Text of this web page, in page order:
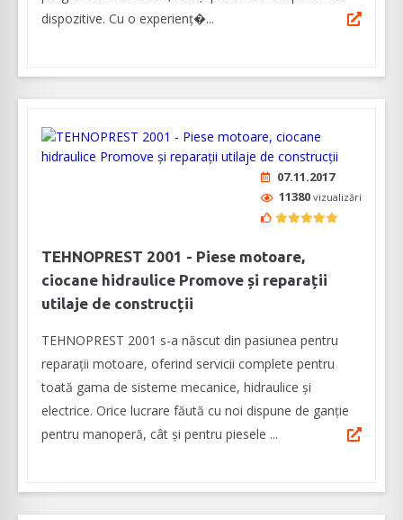
dispozitive. Cu o experienț�...
07.11.2017
11380 vizualizări
TEHNOPREST 2001 - Piese motoare,
ciocane hidraulice Promove și reparații
utilaje de construcții
TEHNOPREST 2001 s-a născut din pasiunea pentru
reparații motoare, oferind servicii complete pentru
toată gama de sisteme mecanice, hidraulice și
electrice. Orice lucrare făută cu noi dispune de ganție
pentru manoperă, cât și pentru piesele ...